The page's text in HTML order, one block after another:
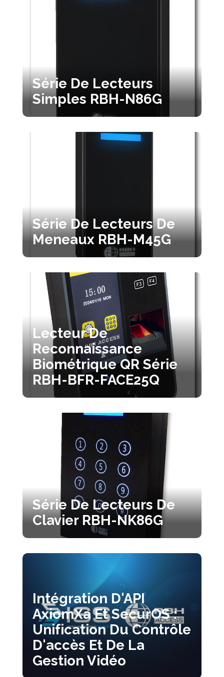
Série De Lecteurs
Simples RBH-N86G
Série De Lecteurs De
Meneaux RBH-M45G
Lecteur De
Reconnaissance
Biométrique QR Série
RBH-BFR-FACE25Q
Série De Lecteurs De
Clavier RBH-NK86G
Intégration D'API
AxiomXa Et SecurOS :
Unification Du Contrôle
D'accès Et De La
Gestion Vidéo